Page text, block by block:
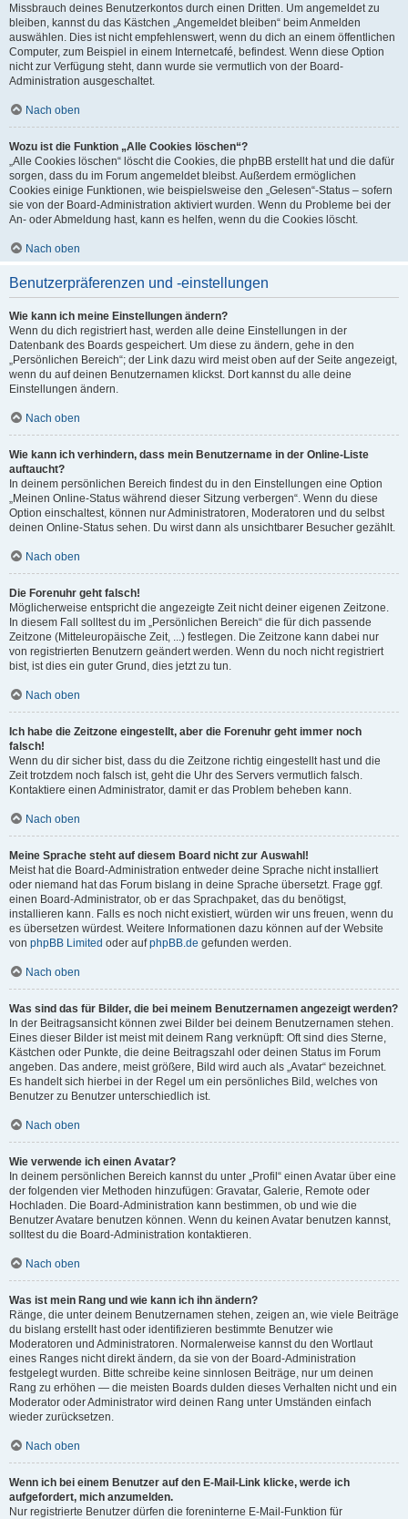
Missbrauch deines Benutzerkontos durch einen Dritten. Um angemeldet zu
bleiben, kannst du das Kästchen „Angemeldet bleiben“ beim Anmelden
auswählen. Dies ist nicht empfehlenswert, wenn du dich an einem öffentlichen
Computer, zum Beispiel in einem Internetcafé, befindest. Wenn diese Option
nicht zur Verfügung steht, dann wurde sie vermutlich von der Board-
Administration ausgeschaltet.
Nach oben
Wozu ist die Funktion „Alle Cookies löschen“?
„Alle Cookies löschen“ löscht die Cookies, die phpBB erstellt hat und die dafür
sorgen, dass du im Forum angemeldet bleibst. Außerdem ermöglichen
Cookies einige Funktionen, wie beispielsweise den „Gelesen“-Status – sofern
sie von der Board-Administration aktiviert wurden. Wenn du Probleme bei der
An- oder Abmeldung hast, kann es helfen, wenn du die Cookies löscht.
Nach oben
Benutzerpräferenzen und -einstellungen
Wie kann ich meine Einstellungen ändern?
Wenn du dich registriert hast, werden alle deine Einstellungen in der
Datenbank des Boards gespeichert. Um diese zu ändern, gehe in den
„Persönlichen Bereich“; der Link dazu wird meist oben auf der Seite angezeigt,
wenn du auf deinen Benutzernamen klickst. Dort kannst du alle deine
Einstellungen ändern.
Nach oben
Wie kann ich verhindern, dass mein Benutzername in der Online-Liste
auftaucht?
In deinem persönlichen Bereich findest du in den Einstellungen eine Option
„Meinen Online-Status während dieser Sitzung verbergen“. Wenn du diese
Option einschaltest, können nur Administratoren, Moderatoren und du selbst
deinen Online-Status sehen. Du wirst dann als unsichtbarer Besucher gezählt.
Nach oben
Die Forenuhr geht falsch!
Möglicherweise entspricht die angezeigte Zeit nicht deiner eigenen Zeitzone.
In diesem Fall solltest du im „Persönlichen Bereich“ die für dich passende
Zeitzone (Mitteleuropäische Zeit, ...) festlegen. Die Zeitzone kann dabei nur
von registrierten Benutzern geändert werden. Wenn du noch nicht registriert
bist, ist dies ein guter Grund, dies jetzt zu tun.
Nach oben
Ich habe die Zeitzone eingestellt, aber die Forenuhr geht immer noch
falsch!
Wenn du dir sicher bist, dass du die Zeitzone richtig eingestellt hast und die
Zeit trotzdem noch falsch ist, geht die Uhr des Servers vermutlich falsch.
Kontaktiere einen Administrator, damit er das Problem beheben kann.
Nach oben
Meine Sprache steht auf diesem Board nicht zur Auswahl!
Meist hat die Board-Administration entweder deine Sprache nicht installiert
oder niemand hat das Forum bislang in deine Sprache übersetzt. Frage ggf.
einen Board-Administrator, ob er das Sprachpaket, das du benötigst,
installieren kann. Falls es noch nicht existiert, würden wir uns freuen, wenn du
es übersetzen würdest. Weitere Informationen dazu können auf der Website
von phpBB Limited oder aufphpBB.de gefunden werden.
Nach oben
Was sind das für Bilder, die bei meinem Benutzernamen angezeigt werden?
In der Beitragsansicht können zwei Bilder bei deinem Benutzernamen stehen.
Eines dieser Bilder ist meist mit deinem Rang verknüpft: Oft sind dies Sterne,
Kästchen oder Punkte, die deine Beitragszahl oder deinen Status im Forum
angeben. Das andere, meist größere, Bild wird auch als „Avatar“ bezeichnet.
Es handelt sich hierbei in der Regel um ein persönliches Bild, welches von
Benutzer zu Benutzer unterschiedlich ist.
Nach oben
Wie verwende ich einen Avatar?
In deinem persönlichen Bereich kannst du unter „Profil“ einen Avatar über eine
der folgenden vier Methoden hinzufügen: Gravatar, Galerie, Remote oder
Hochladen. Die Board-Administration kann bestimmen, ob und wie die
Benutzer Avatare benutzen können. Wenn du keinen Avatar benutzen kannst,
solltest du die Board-Administration kontaktieren.
Nach oben
Was ist mein Rang und wie kann ich ihn ändern?
Ränge, die unter deinem Benutzernamen stehen, zeigen an, wie viele Beiträge
du bislang erstellt hast oder identifizieren bestimmte Benutzer wie
Moderatoren und Administratoren. Normalerweise kannst du den Wortlaut
eines Ranges nicht direkt ändern, da sie von der Board-Administration
festgelegt wurden. Bitte schreibe keine sinnlosen Beiträge, nur um deinen
Rang zu erhöhen — die meisten Boards dulden dieses Verhalten nicht und ein
Moderator oder Administrator wird deinen Rang unter Umständen einfach
wieder zurücksetzen.
Nach oben
Wenn ich bei einem Benutzer auf den E-Mail-Link klicke, werde ich
aufgefordert, mich anzumelden.
Nur registrierte Benutzer dürfen die foreninterne E-Mail-Funktion für